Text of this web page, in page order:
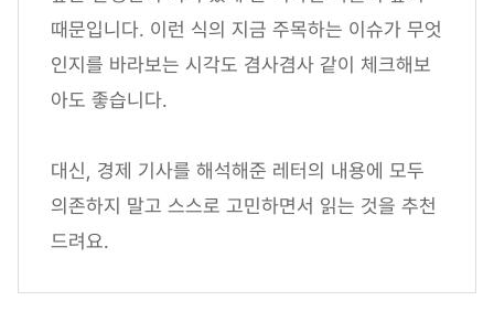
때문입니다. 이런 식의 지금 주목하는 이슈가 무엇
인지를 바라보는 시각도 겸사겸사 같이 체크해보
아도 좋습니다.
대신, 경제 기사를 해석해준 레터의 내용에 모두
의존하지 말고 스스로 고민하면서 읽는 것을 추천
드려요.